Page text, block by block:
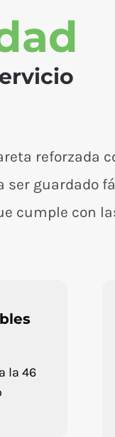
reforzada
ser guardado
cumple con
la 46